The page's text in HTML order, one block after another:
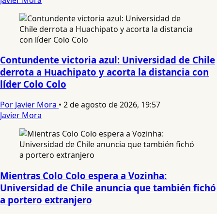
Contundente victoria azul: Universidad de Chile
derrota a Huachipato y acorta la distancia con
líder Colo Colo
Por Javier Mora • 2 de agosto de 2026, 19:57
Javier Mora
Mientras Colo Colo espera a Vozinha:
Universidad de Chile anuncia que también fichó
a portero extranjero